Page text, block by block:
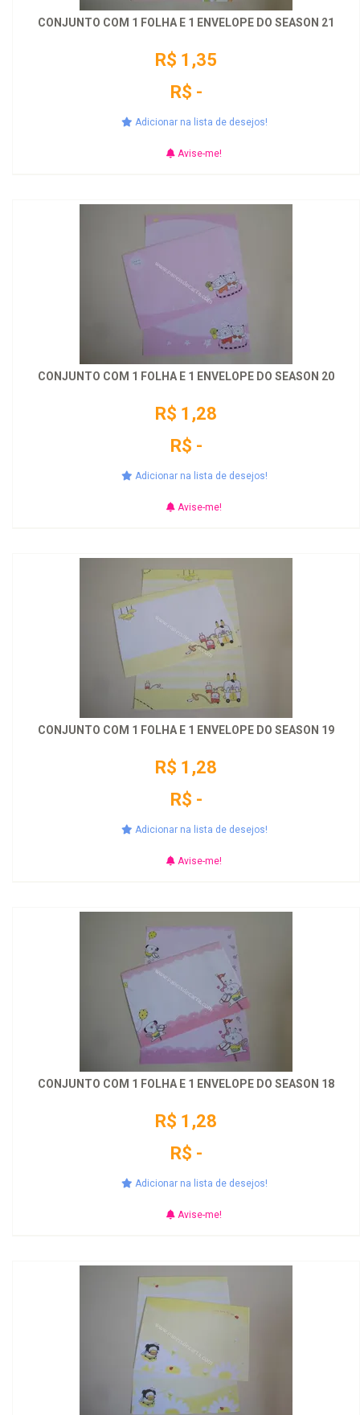
CONJUNTO COM 1 FOLHA E 1 ENVELOPE DO SEASON 21
R$ 1,35
R$ -
Adicionar na lista de desejos!
Avise-me!
CONJUNTO COM 1 FOLHA E 1 ENVELOPE DO SEASON 20
R$ 1,28
R$ -
Adicionar na lista de desejos!
Avise-me!
CONJUNTO COM 1 FOLHA E 1 ENVELOPE DO SEASON 19
R$ 1,28
R$ -
Adicionar na lista de desejos!
Avise-me!
CONJUNTO COM 1 FOLHA E 1 ENVELOPE DO SEASON 18
R$ 1,28
R$ -
Adicionar na lista de desejos!
Avise-me!